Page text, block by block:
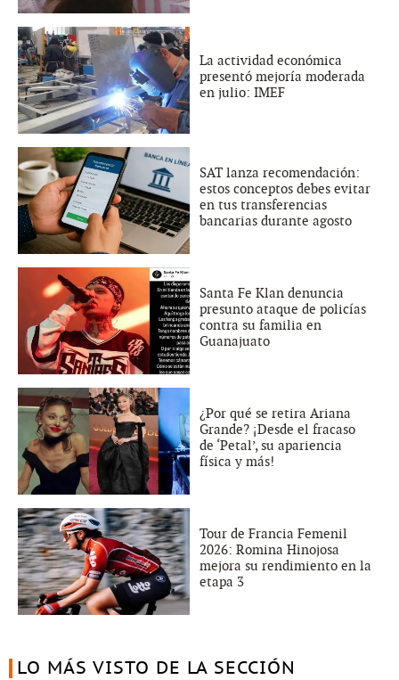
La actividad económica
presentó mejoría moderada
en julio: IMEF
SAT lanza recomendación:
estos conceptos debes evitar
en tus transferencias
bancarias durante agosto
Santa Fe Klan denuncia
presunto ataque de policías
contra su familia en
Guanajuato
¿Por qué se retira Ariana
Grande? ¡Desde el fracaso
de ‘Petal’, su apariencia
física y más!
Tour de Francia Femenil
2026: Romina Hinojosa
mejora su rendimiento en la
etapa 3
LO MÁS VISTO DE LA SECCIÓN